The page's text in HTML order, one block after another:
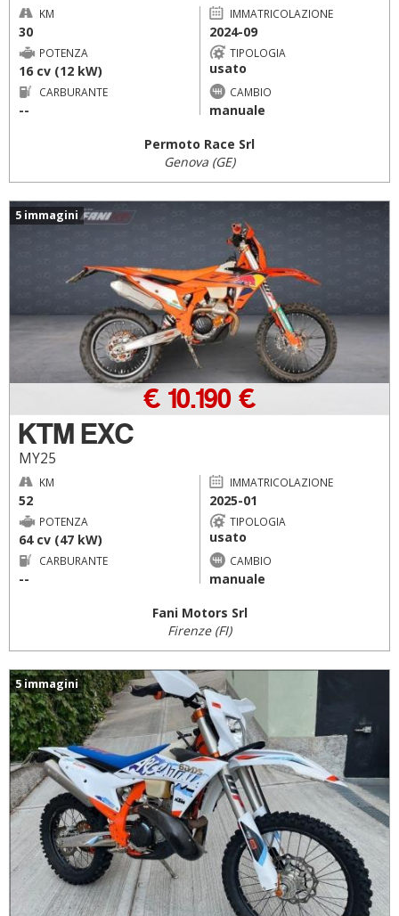
KM
30
IMMATRICOLAZIONE
2024-09
POTENZA
16 cv (12 kW)
TIPOLOGIA
usato
CARBURANTE
--
CAMBIO
manuale
Permoto Race Srl
Genova (GE)
5 immagini
KTM EXC
MY25
€ 10.190 €
KM
52
IMMATRICOLAZIONE
2025-01
POTENZA
64 cv (47 kW)
TIPOLOGIA
usato
CARBURANTE
--
CAMBIO
manuale
Fani Motors Srl
Firenze (FI)
5 immagini